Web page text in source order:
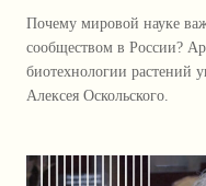
Почему мировой науке
сообществом в России?
биотехнологии растений
Алексея Оскольского.